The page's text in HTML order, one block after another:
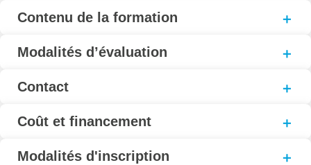
Contenu de la formation
Modalités d’évaluation
Contact
Coût et financement
Modalités d'inscription